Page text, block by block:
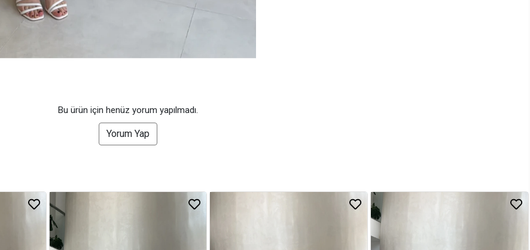
Bu ürün için henüz yorum yapılmadı.
Yorum Yap